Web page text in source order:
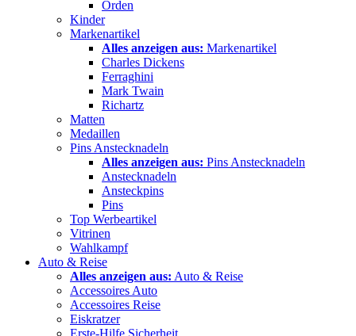
Orden
Kinder
Markenartikel
Alles anzeigen aus: Markenartikel
Charles Dickens
Ferraghini
Mark Twain
Richartz
Matten
Medaillen
Pins Anstecknadeln
Alles anzeigen aus: Pins Anstecknadeln
Anstecknadeln
Ansteckpins
Pins
Top Werbeartikel
Vitrinen
Wahlkampf
Auto & Reise
Alles anzeigen aus: Auto & Reise
Accessoires Auto
Accessoires Reise
Eiskratzer
Erste-Hilfe Sicherheit